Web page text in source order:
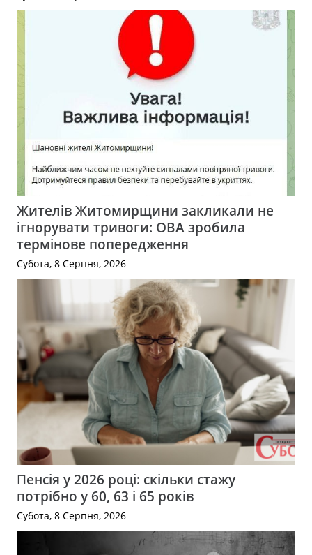
Жителів Житомирщини закликали не
ігнорувати тривоги: ОВА зробила
термінове попередження
Субота, 8 Серпня, 2026
Пенсія у 2026 році: скільки стажу
потрібно у 60, 63 і 65 років
Субота, 8 Серпня, 2026